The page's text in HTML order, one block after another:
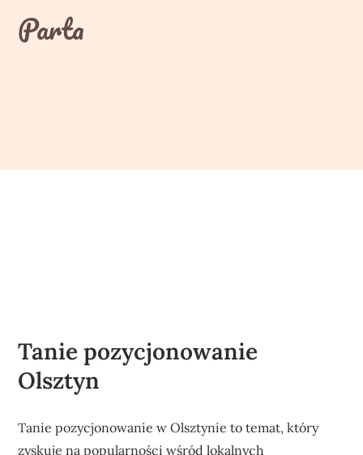
contentParta
Tanie pozycjonowanie
Olsztyn
Tanie pozycjonowanie w Olsztynie to temat, który
zyskuje na popularności wśród lokalnych